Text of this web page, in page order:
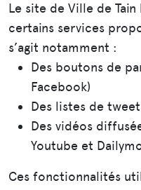
Le site de Ville de
certains services
s’agit notamment :
Des boutons de
Facebook)
Des listes de
Des vidéos
Youtube et
Ces fonctionnalités